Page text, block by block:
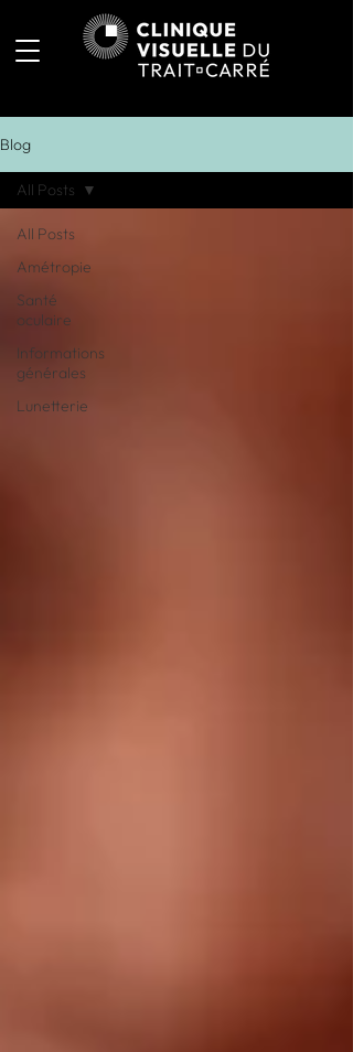
Blog
All Posts
Amétropie
Santé
oculaire
Informations
générales
Lunetterie
All Posts